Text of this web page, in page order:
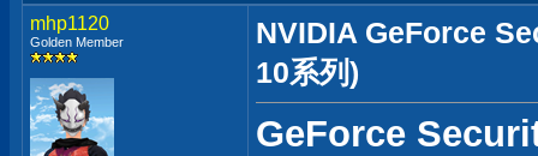
mhp1120
Golden Member
NVIDIA GeForce
10系列)
GeForce